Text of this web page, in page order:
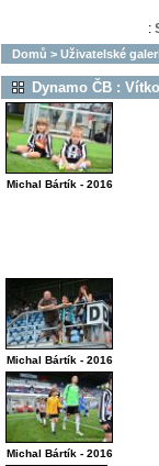
:
Domů > Uživatelské
Dynamo ČB :
Michal Bártík - 2016
Michal Bártík - 2016
Michal Bártík - 2016